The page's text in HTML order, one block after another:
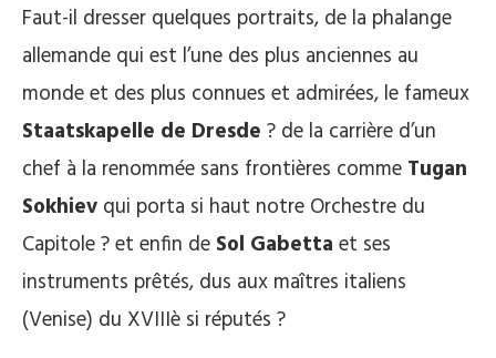
Faut-il dresser quelques portraits, de la phalange
allemande qui est l’une des plus anciennes au
monde et des plus connues et admirées, le fameux
Staatskapelle de Dresde ? de la carrière d’un
chef à la renommée sans frontières comme Tugan
Sokhiev qui porta si haut notre Orchestre du
Capitole ? et enfin de Sol Gabetta et ses
instruments prêtés, dus aux maîtres italiens
(Venise) du XVIIIè si réputés ?